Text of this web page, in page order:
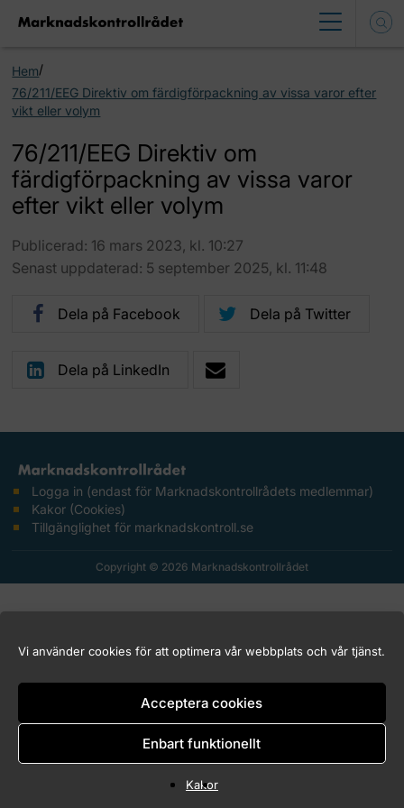
Vi använder cookies för att optimera vår webbplats och vår tjänst.
Acceptera cookies
Enbart funktionellt
Kakor
Hem/
76/211/EEG Direktiv om färdigförpackning av vissa varor efter
vikt eller volym
76/211/EEG Direktiv om
färdigförpackning av vissa varor
efter vikt eller volym
Publicerad: 16 mars 2023, kl. 10:27
Senast uppdaterad: 5 september 2025, kl. 11:48
Dela på Facebook Dela på Twitter
Dela på LinkedIn
Logga in (endast för Marknadskontrollrådets medlemmar)
Kakor (Cookies)
Tillgänglighet för marknadskontroll.se
Copyright © 2026 Marknadskontrollrådet